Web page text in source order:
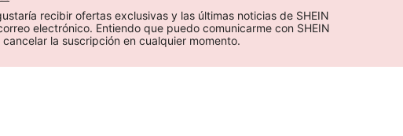
recibir ofertas exclusivas y las últimas noticias de SHEIN
electrónico. Entiendo que puedo comunicarme con SHEIN
cancelar la suscripción en cualquier momento.